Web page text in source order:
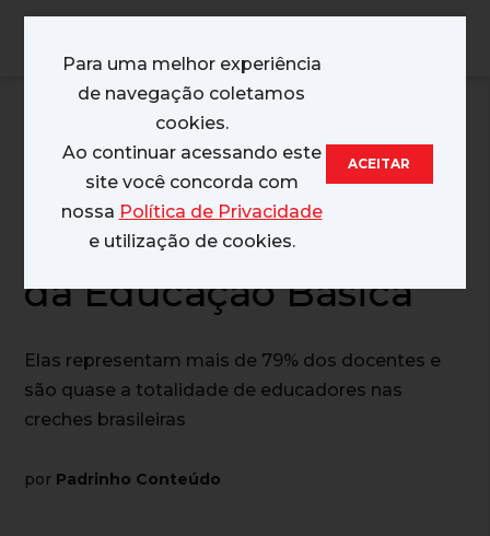
Mulheres são maioria
entre os professores
da Educação Básica
Elas representam mais de 79% dos docentes e
são quase a totalidade de educadores nas
creches brasileiras
por Padrinho Conteúdo
Para uma melhor experiência
de navegação coletamos
cookies.
Ao continuar acessando este
site você concorda com
nossa Política de Privacidade
e utilização de cookies.
ACEITAR